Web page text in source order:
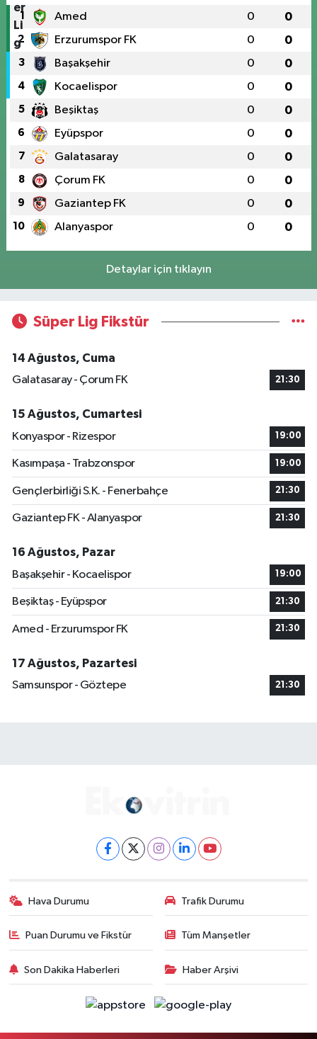
1 Amed 0 0
2 Erzurumspor FK 0 0
3 Başakşehir 0 0
4 Kocaelispor 0 0
5 Beşiktaş 0 0
6 Eyüpspor 0 0
7 Galatasaray 0 0
8 Çorum FK 0 0
9 Gaziantep FK 0 0
10 Alanyaspor 0 0
Detaylar için tıklayın
Süper Lig Fikstür
14 Ağustos, Cuma
Galatasaray - Çorum FK
21:30
15 Ağustos, Cumartesi
Konyaspor - Rizespor
19:00
Kasımpaşa - Trabzonspor 19:00
Gençlerbirliği S.K. - Fenerbahçe 21:30
Gaziantep FK - Alanyaspor 21:30
16 Ağustos, Pazar
Başakşehir - Kocaelispor
19:00
Beşiktaş - Eyüpspor 21:30
Amed - Erzurumspor FK 21:30
17 Ağustos, Pazartesi
Samsunspor - Göztepe
21:30
Hava Durumu Trafik Durumu
Puan Durumu ve Fikstür Tüm Manşetler
Son Dakika Haberleri Haber Arşivi